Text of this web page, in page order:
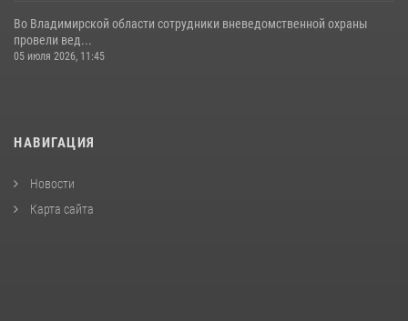
Во Владимирской области сотрудники вневедомственной охраны
провели вед...
05 июля 2026, 11:45
НАВИГАЦИЯ
Новости
Карта сайта